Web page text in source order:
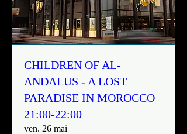
CHILDREN OF AL-
ANDALUS - A LOST
PARADISE IN MOROCCO
21:00-22:00
ven. 26 mai